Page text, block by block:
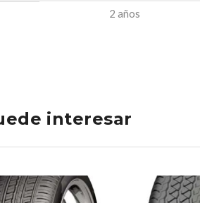
2 años
interesar